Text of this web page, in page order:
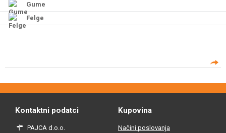
Katalog rezervnih dijelova
Gume
Felge
Kontaktni podatci
PAJCA d.o.o.
Kupovina
Načini poslovanja